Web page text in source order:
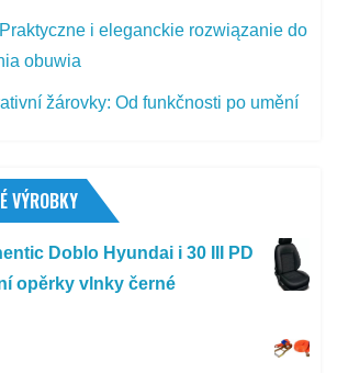
i eleganckie rozwiązanie do
obuwia
žárovky: Od funkčnosti po umění
VÝROBKY
Doblo Hyundai i 30 III PD
opěrky vlnky černé